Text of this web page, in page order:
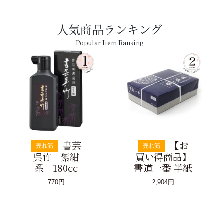
人気商品ランキング
Popular Item Ranking
売れ筋
書芸
呉竹 紫紺
系 180cc
770円
売れ筋
【お
買い得商品】
書道一番 半紙
2,904円